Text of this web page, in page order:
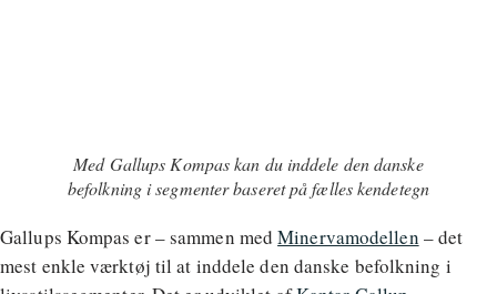
Med Gallups Kompas kan du inddele den danske
befolkning i segmenter baseret på fælles kendetegn
Gallups Kompas er – sammen medMinervamodellen – det
mest enkle værktøj til at inddele den danske befolkning i